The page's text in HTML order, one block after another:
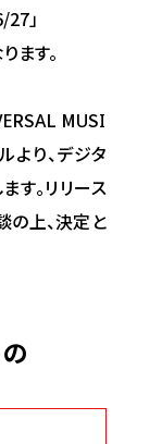
」
ます。
MUSI
より、デジタ
す。リリース
の上、決定と